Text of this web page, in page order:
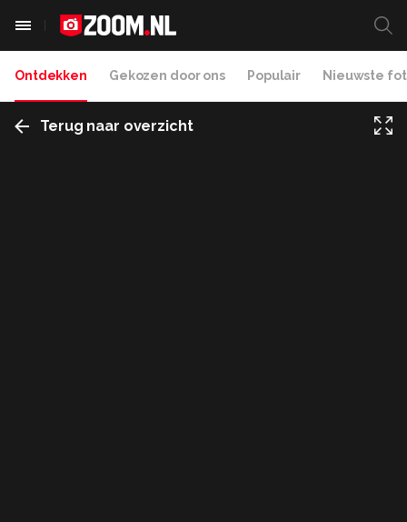
Ontdekken Gekozen door ons Populair Nieuwste
Terug naar overzicht